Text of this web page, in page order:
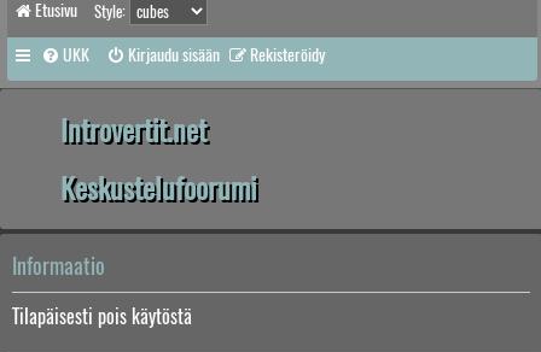
Etusivu Style:
UKK Kirjaudu sisään Rekisteröidy
Introvertit.net
Keskustelufoorumi
Informaatio
Tilapäisesti pois käytöstä